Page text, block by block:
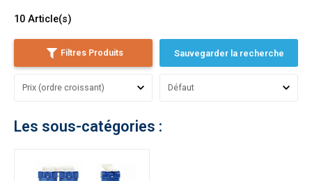
10 Article(s)
Filtres Produits Sauvegarder la recherche
Les sous-catégories :